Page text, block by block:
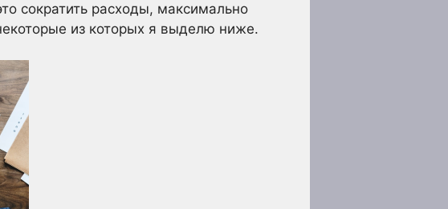
сократить расходы, максимально
из которых я выделю ниже.